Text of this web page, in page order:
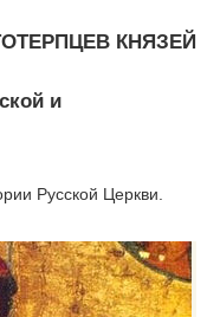
КНЯЗЕЙ
и
Русской Церкви.